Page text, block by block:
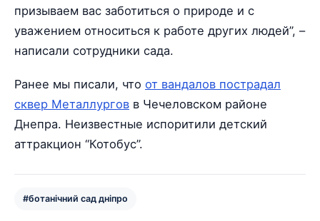
призываем вас заботиться о природе и с
уважением относиться к работе других людей”, –
написали сотрудники сада.
Ранее мы писали, что от вандалов пострадал
сквер Металлургов в Чечеловском районе
Днепра. Неизвестные испоритили детский
аттракцион “Котобус”.
#ботанічний сад дніпро